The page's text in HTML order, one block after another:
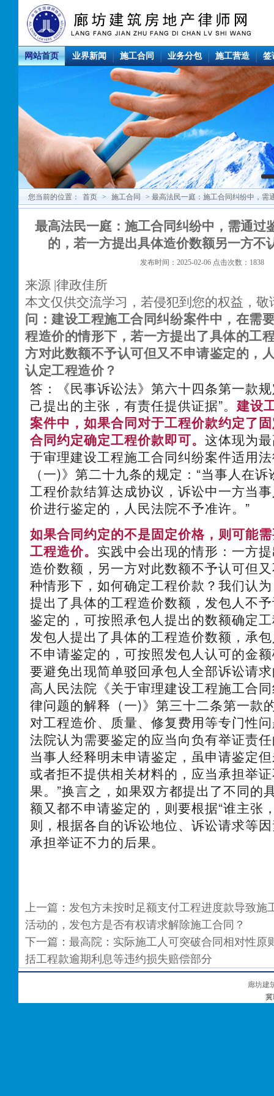
网站首页 业界新闻 施工合同 业务分包 施工营造 签
您当前的位置： 首页 > 施工合同
> 最高法民一庭：施工合同纠纷中，需
最高法民一庭：施工合同纠纷中，需通过
的，若一方提出具体造价数额另一方不
发布时间：2025-02-06 点击次数：1838
来源 |律政佳所
本文仅供交流学习，若侵犯到您的权益，敬
问：建设工程施工合同纠纷案件中，在需
程造价的情形下，若一方提出了具体的工
方对此数额不予认可但又不申请鉴定的，
认定工程造价？
答：《民事诉讼法》第六十四条第一款
己提出的主张，有责任提供证据”。 建设
案件中，如果合同对于工程价款约定了
合同约定确定工程价款即可。 这体现为
于审理建设工程施工合同纠纷案件适用
（一)》第二十九条的规定：“当事人在
工程价款结算达成协议，诉讼中一方当
价进行鉴定的，人民法院不予准许。”
如果合同约定的不是固定价格，则可能
工程造价。 实践中会出现的情形：一方
造价数额，另一方对此数额不予认可但
种情形下，如何确定工程价款？我们认
提出了具体的工程造价数额，发包人不
鉴定的，可按照承包人提出的数额确定
发包人提出了具体的工程造价数额，承
不申请鉴定的，可按照发包人认可的金
要避免出现简单驳回承包人全部诉讼请
高人民法院《关于审理建设工程施工合
律问题的解释（一)》第三十二条第一款
对工程造价、质量、修复费用等专门性
法院认为需要鉴定的应当向负有举证责
当事人经释明未申请鉴定，虽申请鉴定
或者拒不提供相关材料的，应当承担举
果。”换言之，如果双方都提出了不同的
额又都不申请鉴定的，则要根据“谁主张
则，根据各自的诉讼地位、诉讼请求等
承担举证不力的后果。
上一篇： 发包方未按时足额支付工程进度款导致施
活动的，发包方是否有权请求解除施工合同？
下一篇： 最高院：实际施工人可突破合同相对性原
括工程款逾期利息等违约损失赔偿部分
廊坊建
冀